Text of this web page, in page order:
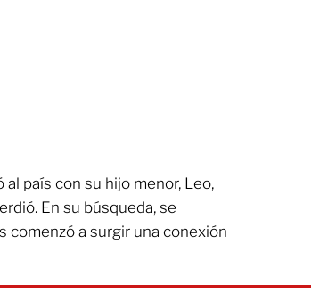
país con su hijo menor, Leo,
En su búsqueda, se
comenzó a surgir una conexión